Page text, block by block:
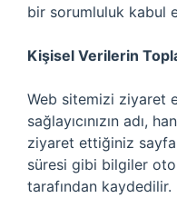
bir sorumluluk kabul
Kişisel Verilerin
Web sitemizi ziyaret
sağlayıcınızın adı,
ziyaret ettiğiniz
süresi gibi bilgiler
tarafından